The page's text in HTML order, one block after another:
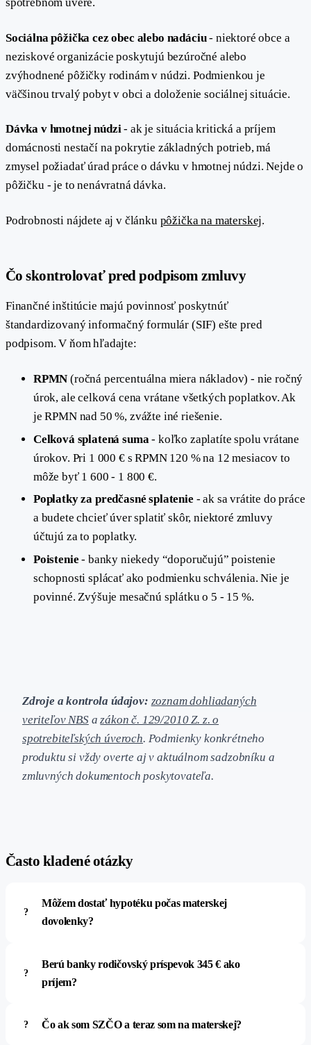
Sociálna pôžička cez obec alebo nadáciu- niektoré obce a
neziskové organizácie poskytujú bezúročné alebo
zvýhodnené pôžičky rodinám v núdzi. Podmienkou je
väčšinou trvalý pobyt v obci a doloženie sociálnej situácie.
Dávka v hmotnej núdzi- ak je situácia kritická a príjem
domácnosti nestačí na pokrytie základných potrieb, má
zmysel požiadať úrad práce o dávku v hmotnej núdzi. Nejde o
pôžičku - je to nenávratná dávka.
Podrobnosti nájdete aj v článku pôžička na materskej.
Čo skontrolovať pred podpisom zmluvy
Finančné inštitúcie majú povinnosť poskytnúť
štandardizovaný informačný formulár (SIF) ešte pred
podpisom. V ňom hľadajte:
RPMN (ročná percentuálna miera nákladov) - nie ročný
úrok, ale celková cena vrátane všetkých poplatkov. Ak
je RPMN nad 50 %, zvážte iné riešenie.
Celková splatená suma - koľko zaplatíte spolu vrátane
úrokov. Pri 1 000 € s RPMN 120 % na 12 mesiacov to
môže byť 1 600 - 1 800 €.
Poplatky za predčasné splatenie - ak sa vrátite do práce
a budete chcieť úver splatiť skôr, niektoré zmluvy
účtujú za to poplatky.
Poistenie - banky niekedy “doporučujú” poistenie
schopnosti splácať ako podmienku schválenia. Nie je
povinné. Zvýšuje mesačnú splátku o 5 - 15 %.
Zdroje a kontrola údajov: zoznam dohliadaných
veriteľov NBS azákon č. 129/2010 Z. z. o
spotrebiteľských úveroch. Podmienky konkrétneho
produktu si vždy overte aj v aktuálnom sadzobníku a
zmluvných dokumentoch poskytovateľa.
Často kladené otázky
Môžem dostať hypotéku počas materskej
dovolenky?
Berú banky rodičovský príspevok 345 € ako
príjem?
Čo ak som SZČO a teraz som na materskej?